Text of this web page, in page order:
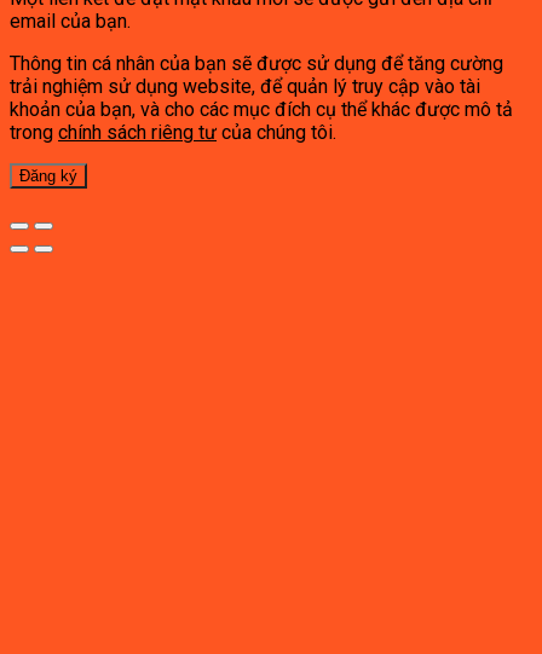
email của bạn.
Thông tin cá nhân của bạn sẽ được sử dụng để tăng cường
trải nghiệm sử dụng website, để quản lý truy cập vào tài
khoản của bạn, và cho các mục đích cụ thể khác được mô tả
trong chính sách riêng tư của chúng tôi.
Đăng ký